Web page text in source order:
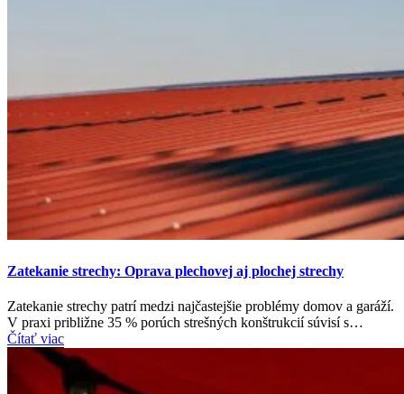
Zatekanie strechy: Oprava plechovej aj plochej strechy
Zatekanie strechy patrí medzi najčastejšie problémy domov a garáží.
V praxi približne 35 % porúch strešných konštrukcií súvisí s…
Čítať viac